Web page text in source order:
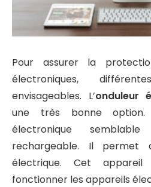
Pour assurer la
électroniques,
envisageables. L’onduleur
une très bonne option.
électronique
rechargeable. Il permet
électrique. Cet
fonctionner les appareils